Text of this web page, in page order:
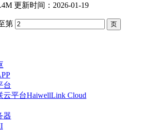
更新时间：2026-01-19
第
台
云平台HaiwellLink Cloud
器